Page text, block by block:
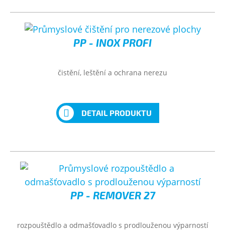
PP - INOX PROFI
čistění, leštění a ochrana nerezu
DETAIL PRODUKTU
PP - REMOVER 27
rozpouštědlo a odmašťovadlo s prodlouženou výparností